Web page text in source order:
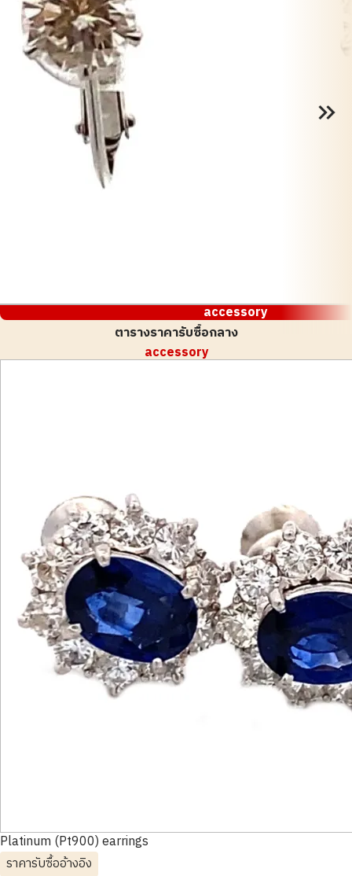
accessory
ตารางราคารับซื้อกลาง
accessory
Platinum (Pt900) earrings
ราคารับซื้ออ้างอิง